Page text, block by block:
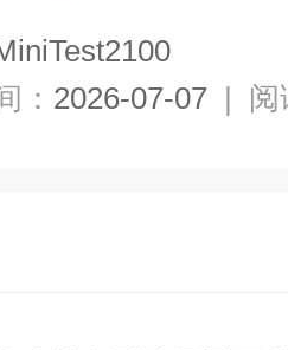
： 2026-07-07 | 阅